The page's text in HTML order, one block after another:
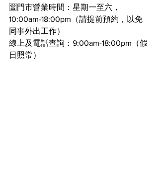
🈺門市營業時間：星期一至六，
10:00am-18:00pm（請提前預約，以免
同事外出工作）
線上及電話查詢：9:00am-18:00pm（假
日照常）